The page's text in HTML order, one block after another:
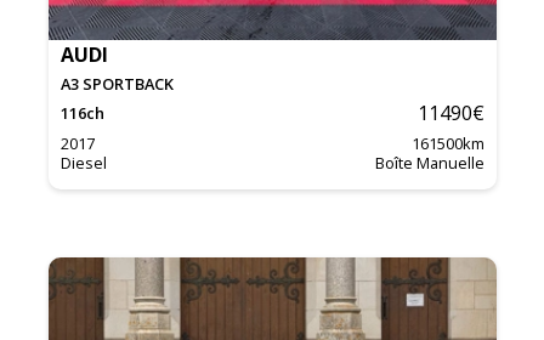
AUDI
A3 SPORTBACK
116ch 11490€
2017 161500km
Diesel
Boîte Manuelle